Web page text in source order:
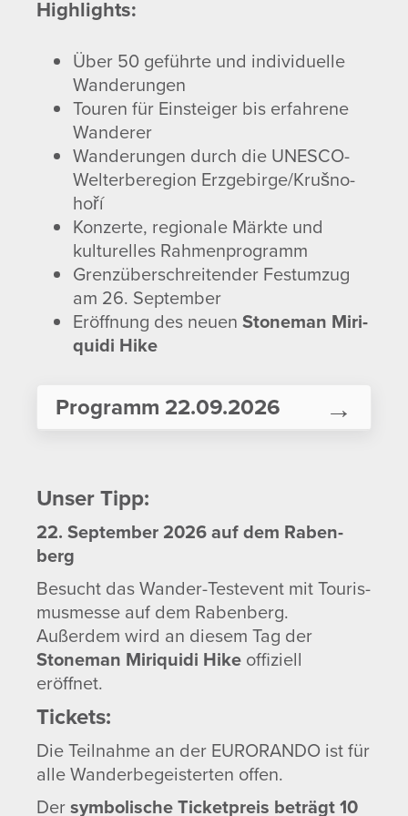
High­lights:
Über 50 geführte und indi­vi­du­elle
Wande­rungen
Touren für Einsteiger bis erfah­rene
Wanderer
Wande­rungen durch die UNESCO-
Welt­er­be­re­gion Erzge­birge/​Kruš­no­
hoří
Konzerte, regio­nale Märkte und
kultu­relles Rahmen­pro­gramm
Grenz­über­schrei­tender Fest­umzug
am 26. September
Eröff­nung des neuen Stoneman Miri­
quidi Hike
Programm 22.09.2026
22.09.2026 | 09:00 Uhr
Eröff­nung Testi­v­al­expo
22.09.2026 | ab 10:00 Uhr
Eigen­stän­dige Wande­rungen
zu verschie­denen Zielen
22.09.2026 | 10:00–12:00 Uhr
Start der geführten Wander­
touren, Nordic Walking, Trail­
wan­dern, Historie und
Bergbau rund um den Raben­
Unser Tipp:
22. September 2026 auf dem Raben­
berg
Besucht das Wander-Test­event mit Touris­
mus­messe auf dem Raben­berg.
Außerdem wird an diesem Tag der
Stoneman Miri­quidi Hike offi­ziell
eröffnet.
Tickets:
Die Teil­nahme an der EURORANDO ist für
alle Wander­be­geis­terten offen.
Dersymbo­li­sche Ticket­preis beträgt 10